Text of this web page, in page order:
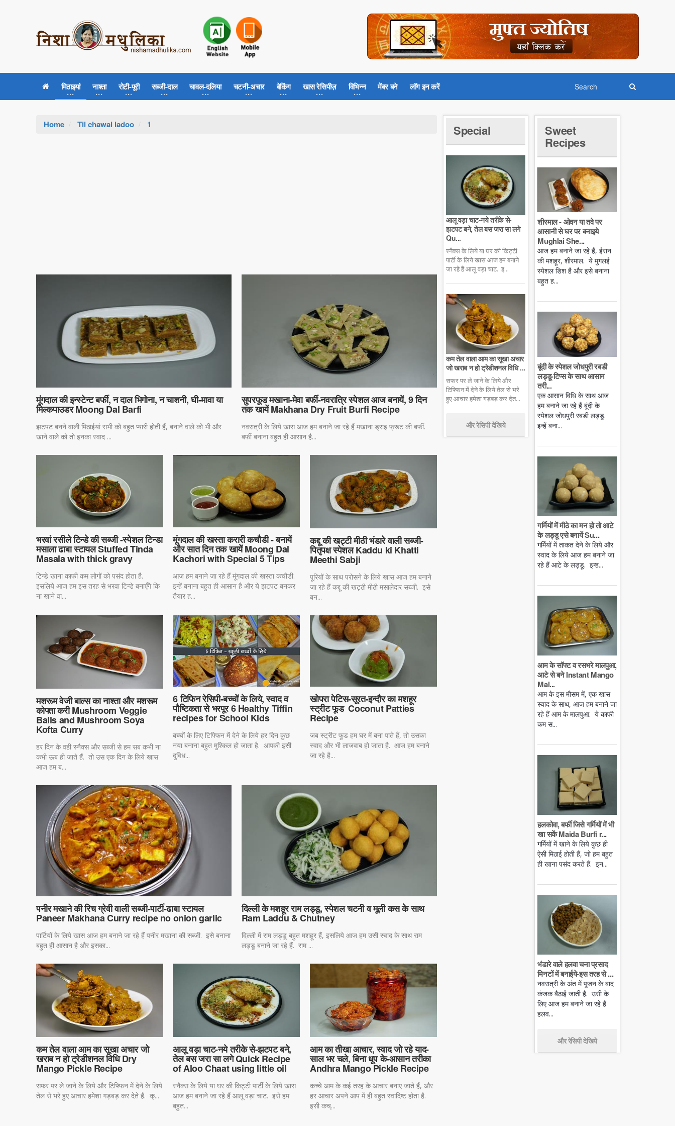
मिठाइयां नाश्ता रोटी-पूरी सब्जी-दाल चावल-दलिया चटनी-अचार बेकिंग खास रेसिपीज़ विभिन्न मेंबर बने लॉग इन करें
Home Til chawal ladoo 1
मूंगदाल की इन्स्टेन्ट बर्फी, न दाल भिगोना, न चाशनी, घी-मावा या
मिल्कपाउडर Moong Dal Barfi
झटपट बनने वाली मिठाईयां सभी को बहुत प्यारी होती हैं, बनाने वाले को भी और
खाने वाले को तो इनका स्वाद ...
सुपरफूड मखाना-मेवा बर्फी-नवरात्रि स्पेशल आज बनायें, 9 दिन
तक खायें Makhana Dry Fruit Burfi Recipe
नवरात्री के लिये खास आज हम बनाने जा रहे हैं मखाना ड्राइ फ्रूट की बर्फी.
बर्फी बनाना बहुत ही आसान है...
भरवां रसीले टिन्डे की सब्जी -स्पेशल टिन्डा
मसाला ढाबा स्टायल Stuffed Tinda
Masala with thick gravy
टिन्डे खाना काफी कम लोगों को पसंद होता है.
इसलिये आज हम इस तरह से भरवा टिन्डे बनाएँगे कि
ना खाने वा...
मूंगदाल की खस्ता करारी कचौडी - बनायें
और सात दिन तक खायें Moong Dal
Kachori with Special 5 Tips
आज हम बनाने जा रहे हैं मूंगदाल की खस्ता कचौडी.
इन्हें बनाना बहुत ही आसान है और ये झटपट बनकर
तैयार ह...
कद्दू की खट्टी मीठी भंडारे वाली सब्जी-
पितृपक्ष स्पेशल Kaddu ki Khatti
Meethi Sabji
पूरियों के साथ परोसने के लिये खास आज हम बनाने
जा रहे हैं कद्दू की खट्ठी मीठी मसालेदार सब्जी. इसे
बन...
मशरूम वेजी बाल्स का नाश्ता और मशरूम
कोफ्ता करी Mushroom Veggie
Balls and Mushroom Soya
Kofta Curry
हर दिन के वही स्नैक्स और सब्जी से हम सब कभी ना
कभी ऊब ही जाते हैं. तो उस एक दिन के लिये खास
आज हम ब...
6 टिफिन रेसिपी-बच्चों के लिये, स्वाद व
पौष्टिकता से भरपूर 6 Healthy Tiffin
recipes for School Kids
बच्चों के लिए टिफ्फिन में देने के लिये हर दिन कुछ
नया बनाना बहुत मुश्किल हो जाता है. आपकी इसी
दुविध...
खोपरा पेटिस-सूरत-इन्दौर का मशहूर
स्ट्रीट फूड Coconut Patties
Recipe
जब स्ट्रीट फूड हम घर में बना पाते हैं, तो उसका
स्वाद और भी लाजवाब हो जाता है. आज हम बनाने
जा रहे है...
पनीर मखाने की रिच ग्रेवी वाली सब्जी-पार्टी-ढाबा स्टायल
Paneer Makhana Curry recipe no onion garlic
पार्टियों के लिये खास आज हम बनाने जा रहे हैं पनीर मखाना की सब्जी. इसे बनाना
बहुत ही आसान है और इसका...
दिल्ली के मशहूर राम लड्डू, स्पेशल चटनी व मूली कस के साथ
Ram Laddu & Chutney
दिल्ली में राम लड्डू बहुत मशहूर हैं, इसलिये आज हम उसी स्वाद के साथ राम
लड्डू बनाने जा रहे हैं. राम ...
कम तेल वाला आम का सूखा अचार जो
खराब न हो ट्रेडीशनल विधि Dry
Mango Pickle Recipe
सफर पर ले जाने के लिये और टिफ्फिन में देने के लिये
तेल से भरे हुए आचार हमेशा गड़बड़ कर देते हैं. क्...
आलू वड़ा चाट-नये तरीके से-झटपट बने,
तेल बस जरा सा लगे Quick Recipe
of Aloo Chaat using little oil
स्नैक्स के लिये या घर की किट्टी पार्टी के लिये खास
आज हम बनाने जा रहे हैं आलू वड़ा चाट. इसे हम
बहुत...
आम का तीखा आचार, स्वाद जो रहे याद-
साल भर चले, बिना धूप के-आसान तरीका
Andhra Mango Pickle Recipe
कच्चे आम के कई तरह के आचार बनाए जाते हैं, और
हर आचार अपने आप में ही बहुत स्वादिष्ट होता है.
इसी कच्...
Special
आलू वड़ा चाट-नये तरीके से-
झटपट बने, तेल बस जरा सा लगे
Qu...
स्नैक्स के लिये या घर की किट्टी
पार्टी के लिये खास आज हम बनाने
जा रहे हैं आलू वड़ा चाट. इ...
कम तेल वाला आम का सूखा अचार
जो खराब न हो ट्रेडीशनल विधि ...
सफर पर ले जाने के लिये और
टिफ्फिन में देने के लिये तेल से भरे
हुए आचार हमेशा गड़बड़ कर देत...
और रेसिपी देखिये
Sweet
Recipes
शीरमाल - ओवन या तवे पर
आसानी से घर पर बनाइये
Mughlai She...
आज हम बनाने जा रहे हैं, ईरान
की मशहूर, शीरमाल. ये मुगलई
स्पेशल डिश है और इसे बनाना
बहुत ह...
बूंदी के स्पेशल जोधपुरी रबडी
लड्डू-टिप्स के साथ आसान
तरी...
एक आसान विधि के साथ आज
हम बनाने जा रहे हैं बूंदी के
स्पेशल जोधपुरी रबडी लड्डू.
इन्हें बना...
गर्मियों में मीठे का मन हो तो आटे
के लड्डू एसे बनायें Su...
गर्मियों में ताकत देने के लिये और
स्वाद के लिये आज हम बनाने जा
रहे हैं आटे के लड्डू. इन्ह...
आम के सॉफ्ट व रसभरे मालपुआ,
आटे से बने Instant Mango
Mal...
आम के इस मौसम में, एक खास
स्वाद के साथ, आज हम बनाने जा
रहे हैं आम के मालपुआ. ये काफी
कम स...
हलकोवा, बर्फी जिसे गर्मियों में भी
खा सकें Maida Burfi r...
गर्मियों में खाने के लिये कुछ ही
ऐसी मिठाई होती हैं, जो हम बहुत
ही खाना पसंद करते हैं. इन...
भंडारे वाले हलवा चना प्रसाद
मिनटों में बनाईये-इस तरह से ...
नवरात्री के अंत में पूजन के बाद
कंजक बैठाई जाती है. उसी के
लिए आज हम बनाने जा रहे हैं
हलव...
और रेसिपी देखिये